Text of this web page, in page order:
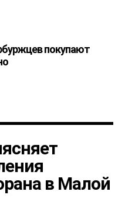
покупают
в Малой